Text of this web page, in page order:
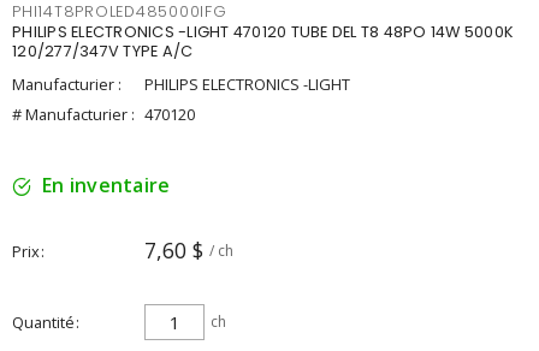
PHI14T8PROLED485000IFG
PHILIPS ELECTRONICS -LIGHT 470120 TUBE DEL T8 48PO 14W 5000K
120/277/347V TYPE A/C
Manufacturier :
PHILIPS ELECTRONICS -LIGHT
# Manufacturier : 470120
En inventaire
Prix 7,60 $ / ch
Quantité ch